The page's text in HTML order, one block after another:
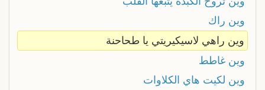
وين راك
وين راهي لاسيكيريتي يا طحاحنة
وين غاطط
وين لكيت هاي الكلاوات